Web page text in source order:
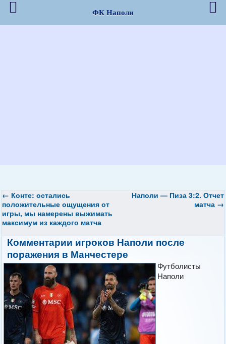
← Конте: остались
положительные ощущения от
игры, мы намерены выжимать
максимум из каждого матча
Наполи — Пиза 3:2. Отчет
матча →
Комментарии игроков Наполи после
поражения в Манчестере
Футболисты
Наполи
ФК Наполи